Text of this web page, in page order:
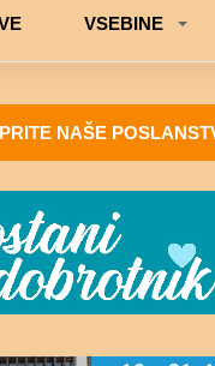
VSEBINE
NAŠE